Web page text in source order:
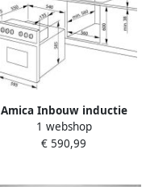
Amica Inbouw inductie
fornuisset EHI 935 611 E
1 webshop
€ 590,99